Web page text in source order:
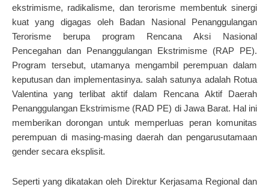
ekstrimisme, radikalisme, dan terorisme membentuk sinergi
kuat yang digagas oleh Badan Nasional Penanggulangan
Terorisme berupa program Rencana Aksi Nasional
Pencegahan dan Penanggulangan Ekstrimisme (RAP PE).
Program tersebut, utamanya mengambil perempuan dalam
keputusan dan implementasinya. salah satunya adalah Rotua
Valentina yang terlibat aktif dalam Rencana Aktif Daerah
Penanggulangan Ekstrimisme (RAD PE) di Jawa Barat. Hal ini
memberikan dorongan untuk memperluas peran komunitas
perempuan di masing-masing daerah dan pengarusutamaan
gender secara eksplisit.
Seperti yang dikatakan oleh Direktur Kerjasama Regional dan